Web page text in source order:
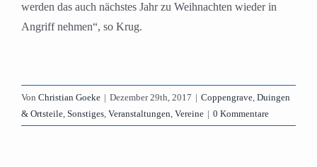
werden das auch nächstes Jahr zu Weihnachten wieder in
Angriff nehmen“, so Krug.
Von Christian Goeke | Dezember 29th, 2017 | Coppengrave, Duingen
& Ortsteile, Sonstiges, Veranstaltungen, Vereine | 0 Kommentare